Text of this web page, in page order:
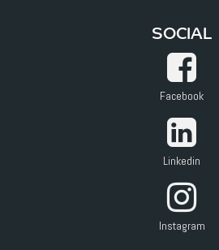
SOCIAL
Facebook
Linkedin
Instagram